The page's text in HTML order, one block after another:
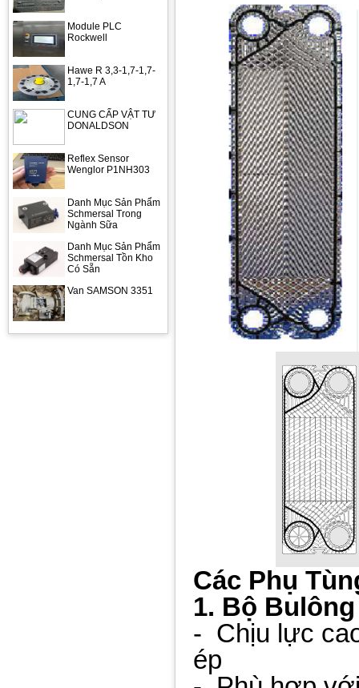
Module PLC
Rockwell
Hawe R 3,3-1,7-1,7-
1,7-1,7 A
CUNG CẤP VẬT TƯ
DONALDSON
Reflex Sensor
Wenglor P1NH303
Danh Mục Sản Phẩm
Schmersal Trong
Ngành Sữa
Danh Mục Sản Phẩm
Schmersal Tồn Kho
Có Sẵn
Van SAMSON 3351
Các Phụ
1. Bộ
- Chịu lực
ép